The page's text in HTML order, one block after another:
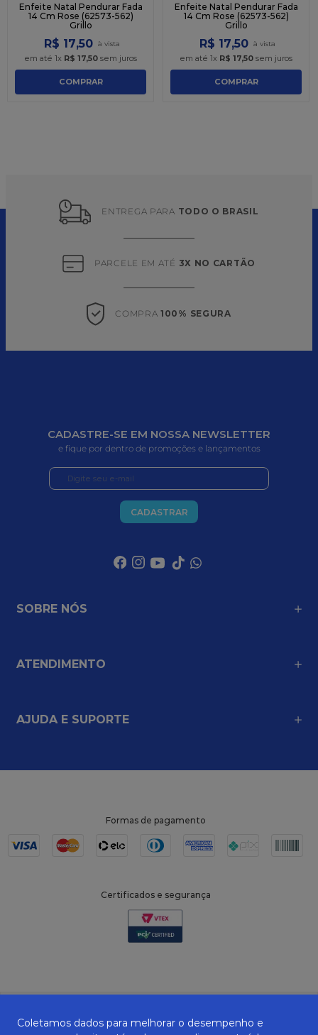
Enfeite Natal Pendurar Fada
14 Cm Rose (62573-562)
Grillo
R$ 17,50
em até 1x R$ 17,50 sem juros
COMPRAR
Enfeite Natal Pendurar Fada
14 Cm Rose (62573-562)
Grillo
R$ 17,50
em até 1x R$ 17,50 sem juros
COMPRAR
ENTREGA PARA TODO O BRASIL
PARCELE EM ATÉ 3X NO CARTÃO
COMPRA 100% SEGURA
CADASTRE-SE EM NOSSA NEWSLETTER
e fique por dentro de promoções e lançamentos
CADASTRAR
SOBRE NÓS
ATENDIMENTO
AJUDA E SUPORTE
Formas de pagamento
Certificados e segurança
Coletamos dados para melhorar o desempenho e